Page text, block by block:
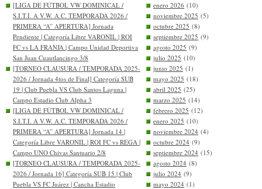
[LIGA DE FÚTBOL VW DOMINICAL /
S.I.T.I. A V.W. A.C. TEMPORADA 2026 /
PRIMERA “A” APERTURA] Jornada
Pendiente | Categoría Libre VARONIL | ROI
FC vs LA FRANJA | Campo Unidad Deportiva
San Juan Cuautlancingo 3/8
[TORNEO CLAUSURA / TEMPORADA 2025-
2026 / Jornada 4tos de Final] Categoría SUB
19 | Club Puebla VS Club Santos Laguna |
Campo Estadio Club Alpha 3
[LIGA DE FÚTBOL VW DOMINICAL /
S.I.T.I. A V.W. A.C. TEMPORADA 2026 /
PRIMERA “A” APERTURA] Jornada 14 |
Categoría Libre VARONIL | ROI FC vs REGA |
Campo UNO Chivas Santuario 2/8
[TORNEO CLAUSURA / TEMPORADA 2025-
2026 / Jornada 16] Categoría SUB 15 | Club
Puebla VS FC Juárez | Cancha Estadio
enero 2026 (10)
noviembre 2025 (5)
octubre 2025 (8)
septiembre 2025 (9)
agosto 2025 (9)
julio 2025 (10)
junio 2025 (1)
mayo 2025 (18)
abril 2025 (25)
marzo 2025 (14)
febrero 2025 (12)
enero 2025 (10)
noviembre 2024 (4)
octubre 2024 (9)
septiembre 2024 (15)
agosto 2024 (8)
julio 2024 (9)
mayo 2024 (1)